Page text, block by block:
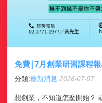
免費|7月創業研習課程
分類:最新消息 2026-07-07
想創業，不知道怎麼開始？